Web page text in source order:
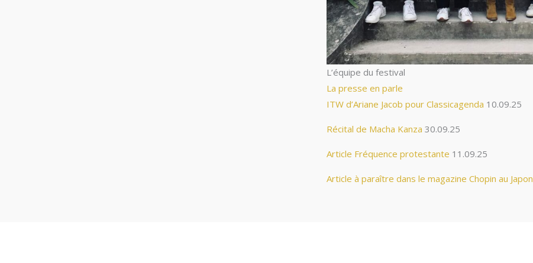
L’équipe du festival
La presse en parle
ITW d’Ariane Jacob pour Classicagenda 10.09.25
Récital de Macha Kanza 30.09.25
Article Fréquence protestante 11.09.25
Article à paraître dans le magazine Chopin au Japon